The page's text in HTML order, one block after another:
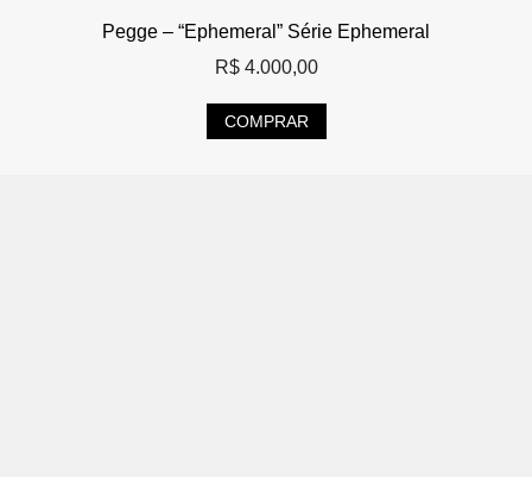
Pegge – “Ephemeral” Série Ephemeral
R$4.000,00
COMPRAR